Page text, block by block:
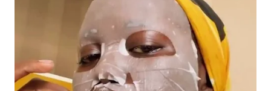
WN DELI
SERDANG